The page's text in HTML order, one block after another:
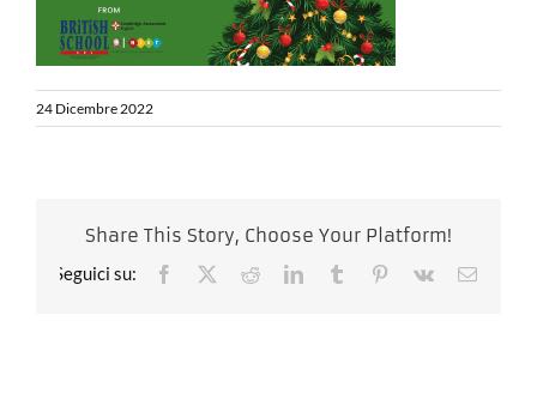
24 Dicembre 2022
Share This Story, Choose Your Platform!
Facebook RedditLinkedInTumblr Pinterest
Vk Email